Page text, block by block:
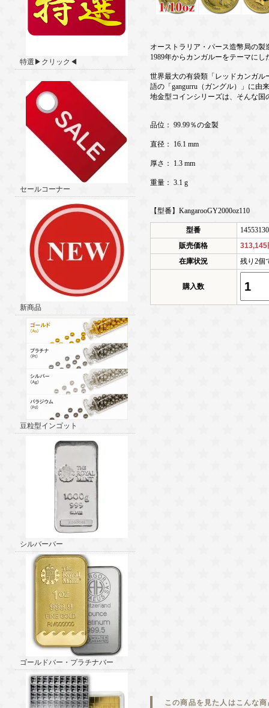
特選▶クリック◀
セールコーナー
新商品
豆粒型インゴット
シルバーバー
ゴールドバー・プラチナバー
オーストラリア・パース造幣局の製
1989年からカンガルーをテーマに
世界最大の有袋類「レッドカンガル
語の「gangurru（ガングル）」に由
地金型コインシリーズは、そんな
品位： 99.99％の金製
直径： 16.1 mm
厚さ： 1.3 mm
重量： 3.1 g
【型番】KangarooGY2000oz110
型番
販売価格
313,145
在庫状況
残り2個
購入数
この商品を見た人はこんな